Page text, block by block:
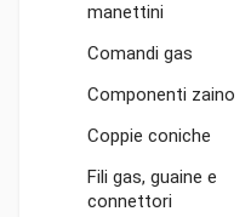
manettini
Comandi gas
Componenti zaino
Coppie coniche
Fili gas, guaine e
connettori